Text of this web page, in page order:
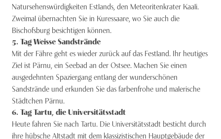
Natursehenswürdigkeiten Estlands, den Meteoritenkrater Kaali.
Zweimal übernachten Sie in Kuressaare, wo Sie auch die
Bischofsburg besichtigen können.
5. TagWeisse Sandstrände
Mit der Fähre geht es wieder zurück auf das Fest­land. Ihr heutiges
Ziel ist Pärnu, ein Seebad an der Ostsee. Machen Sie einen
ausgedehnten Spaziergang entlang der wunderschönen
Sandstrände und erkunden Sie das farbenfrohe und malerische
Städtchen Pärnu.
6. TagTartu, die Universitätsstadt
Heute fahren Sie nach Tartu. Die Universitätsstadt besticht durch
ihre hübsche Altstadt mit dem klassizistischen Hauptgebäude der